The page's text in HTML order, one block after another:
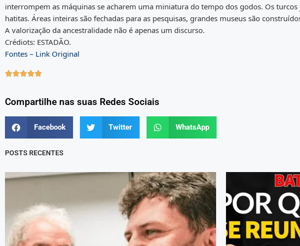
interrompem as máquinas se acharem uma miniatura do tempo dos godos. Os
hatitas. Áreas inteiras são fechadas para as pesquisas, grandes museus são
A valorização da ancestralidade não é apenas um discurso.
Crédiots: ESTADÃO.
Fontes – Link Original

Compartilhe nas suas Redes Sociais
Facebook Twitter WhatsApp
POSTS RECENTES